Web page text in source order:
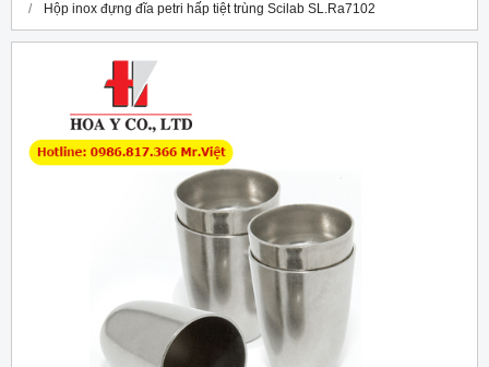
Hộp inox đựng đĩa petri hấp tiệt trùng Scilab SL.Ra7102